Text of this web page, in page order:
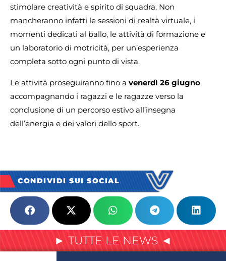
stimolare creatività e spirito di squadra. Non
mancheranno infatti le sessioni di realtà virtuale, i
momenti dedicati al ballo, le attività di formazione e
un laboratorio di motricità, per un’esperienza
completa sotto ogni punto di vista.
Le attività proseguiranno fino a venerdì 26 giugno,
accompagnando i ragazzi e le ragazze verso la
conclusione di un percorso estivo all’insegna
dell’energia e dei valori dello sport.
CONDIVIDI SUI SOCIAL
► TUTTE LE NEWS ◄